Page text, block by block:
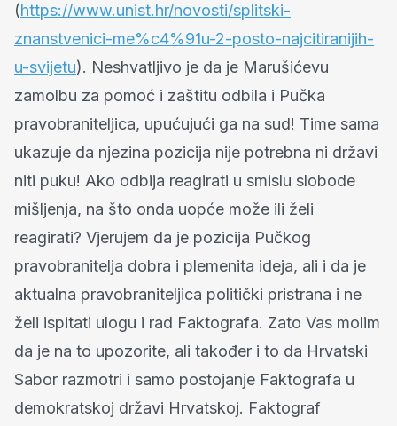
(https://www.unist.hr/novosti/splitski-
znanstvenici-me%c4%91u-2-posto-najcitiranijih-
u-svijetu). Neshvatljivo je da je Marušićevu
zamolbu za pomoć i zaštitu odbila i Pučka
pravobraniteljica, upućujući ga na sud! Time sama
ukazuje da njezina pozicija nije potrebna ni državi
niti puku! Ako odbija reagirati u smislu slobode
mišljenja, na što onda uopće može ili želi
reagirati? Vjerujem da je pozicija Pučkog
pravobranitelja dobra i plemenita ideja, ali i da je
aktualna pravobraniteljica politički pristrana i ne
želi ispitati ulogu i rad Faktografa. Zato Vas molim
da je na to upozorite, ali također i to da Hrvatski
Sabor razmotri i samo postojanje Faktografa u
demokratskoj državi Hrvatskoj. Faktograf